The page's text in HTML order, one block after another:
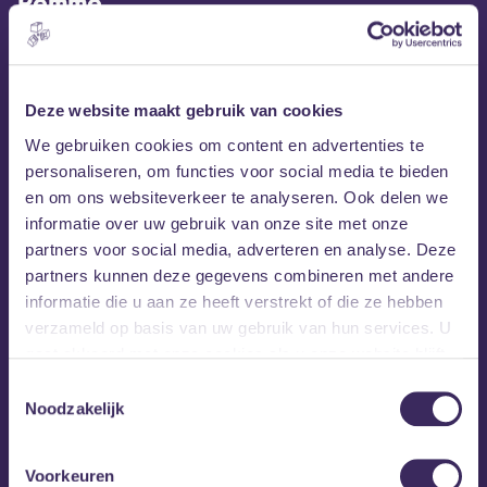
Deze website maakt gebruik van cookies
We gebruiken cookies om content en advertenties te
personaliseren, om functies voor social media te bieden
en om ons websiteverkeer te analyseren. Ook delen we
informatie over uw gebruik van onze site met onze
partners voor social media, adverteren en analyse. Deze
partners kunnen deze gegevens combineren met andere
informatie die u aan ze heeft verstrekt of die ze hebben
verzameld op basis van uw gebruik van hun services. U
Noodzakelijk
Voorkeuren
Al vanaf zijn 16e gaat
(Remme ter Haar, 1999,
Eindhoven) bijna maandelijks naar Berlijn, om daar in de
werken. Die gitaarleraar leerde hij op zijn 12e kennen, toen
hij begon met gitaarspelen. Ondertussen is hij getekend
door Universal Duitsland en heeft hij al 2 top 40 hits gehad
in Tjechië, waar hij daardoor al sinds juni 2020 in de
hitparade staat met zijn (pop) muziek, die hij zelf ‘links van
het midden’ noemt.